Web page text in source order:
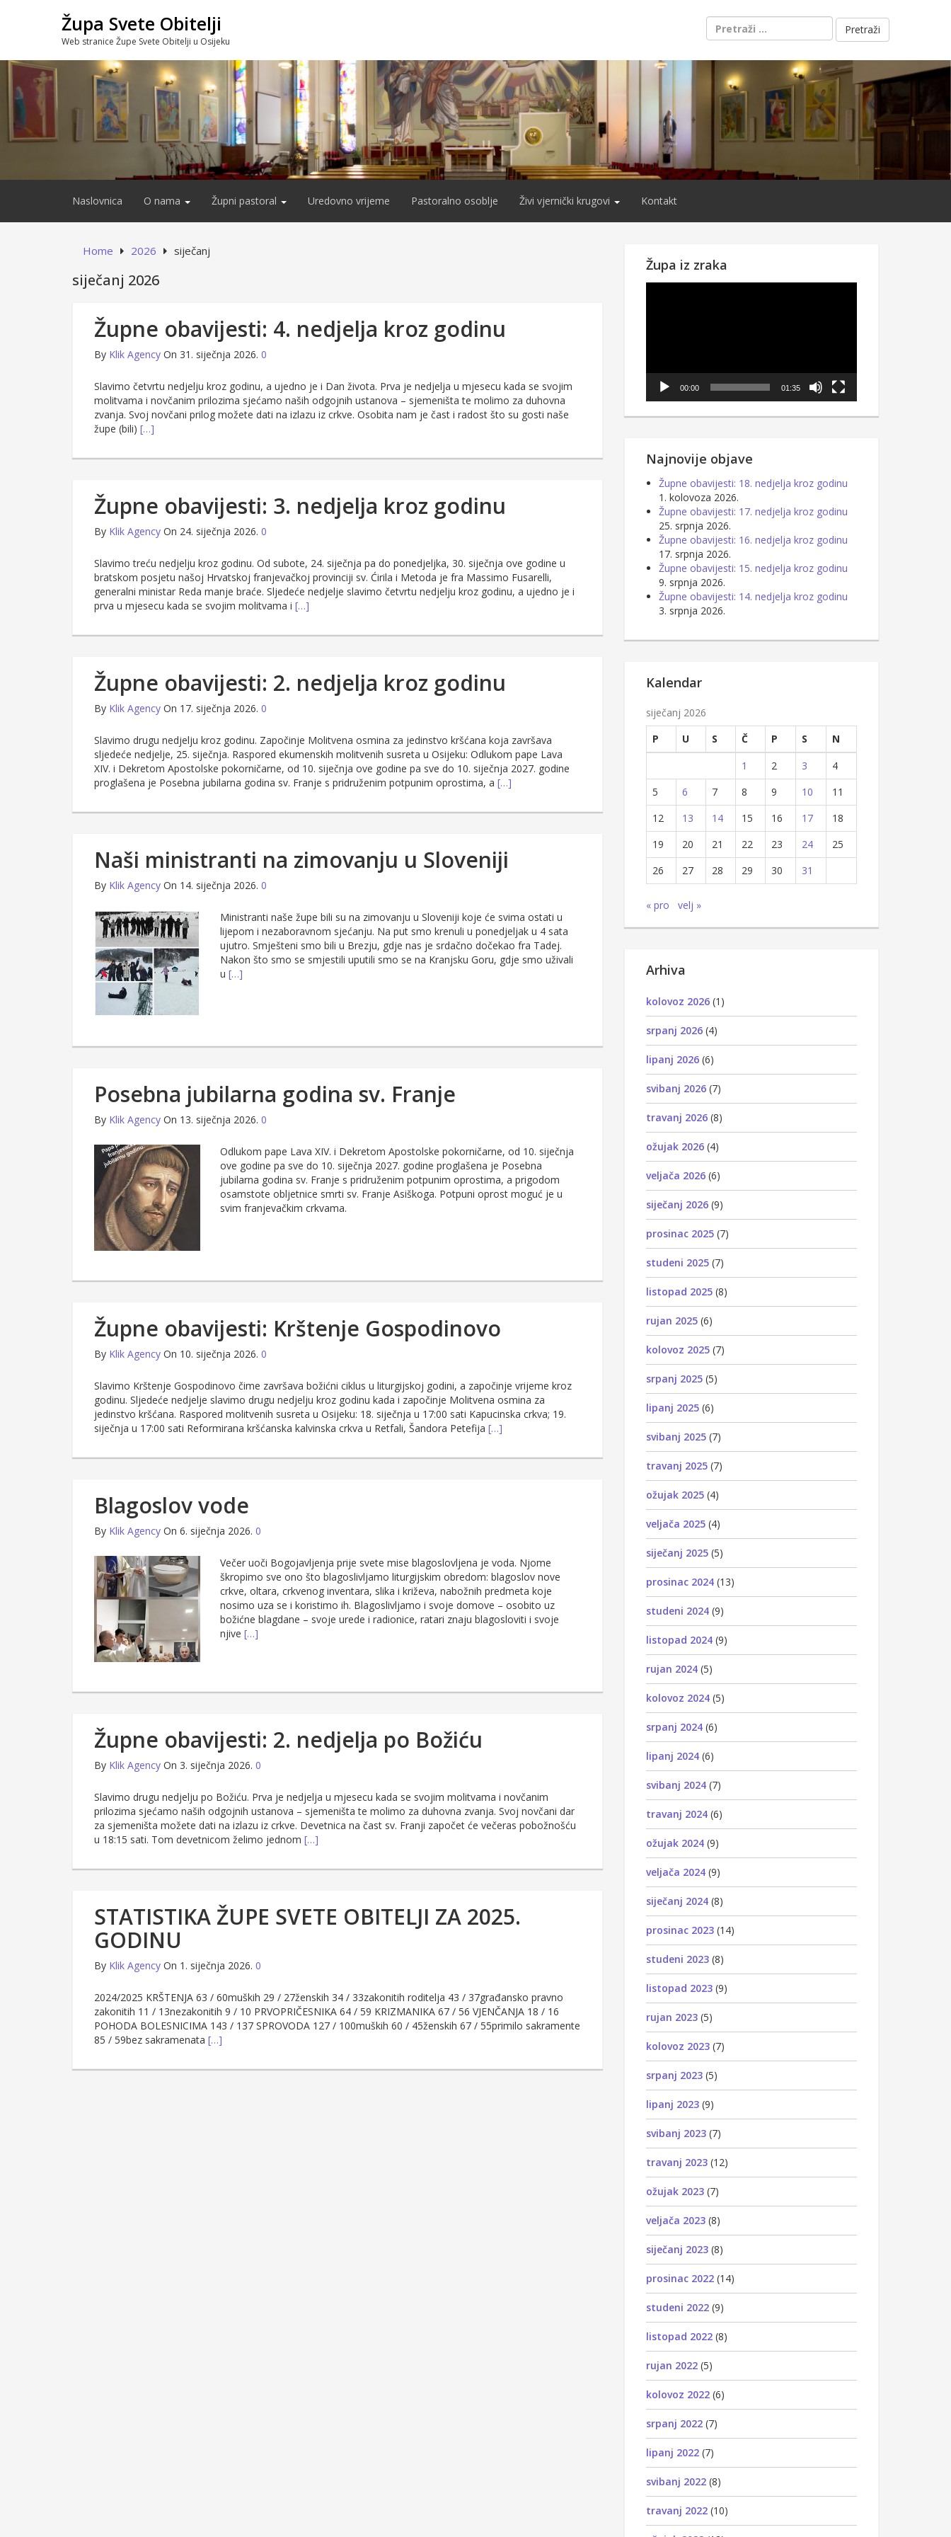
Župa Svete Obitelji
Web stranice Župe Svete Obitelji u Osijeku
Pretraži:
Naslovnica O nama Župni pastoral Uredovno vrijeme Pastoralno osoblje Živi vjernički krugovi Kontakt
Home 2026 siječanj
siječanj 2026
Župne obavijesti: 4. nedjelja kroz godinu
By Klik Agency On 31. siječnja 2026. 0
Slavimo četvrtu nedjelju kroz godinu, a ujedno je i Dan života. Prva je nedjelja u mjesecu kada se svojim
molitvama i novčanim prilozima sjećamo naših odgojnih ustanova – sjemeništa te molimo za duhovna
zvanja. Svoj novčani prilog možete dati na izlazu iz crkve. Osobita nam je čast i radost što su gosti naše
župe (bili) […]
Župne obavijesti: 3. nedjelja kroz godinu
By Klik Agency On 24. siječnja 2026. 0
Slavimo treću nedjelju kroz godinu. Od subote, 24. siječnja pa do ponedjeljka, 30. siječnja ove godine u
bratskom posjetu našoj Hrvatskoj franjevačkoj provinciji sv. Ćirila i Metoda je fra Massimo Fusarelli,
generalni ministar Reda manje braće. Sljedeće nedjelje slavimo četvrtu nedjelju kroz godinu, a ujedno je i
prva u mjesecu kada se svojim molitvama i […]
Župne obavijesti: 2. nedjelja kroz godinu
By Klik Agency On 17. siječnja 2026. 0
Slavimo drugu nedjelju kroz godinu. Započinje Molitvena osmina za jedinstvo kršćana koja završava
sljedeće nedjelje, 25. siječnja. Raspored ekumenskih molitvenih susreta u Osijeku: Odlukom pape Lava
XIV. i Dekretom Apostolske pokorničarne, od 10. siječnja ove godine pa sve do 10. siječnja 2027. godine
proglašena je Posebna jubilarna godina sv. Franje s pridruženim potpunim oprostima, a […]
Naši ministranti na zimovanju u Sloveniji
By Klik Agency On 14. siječnja 2026. 0
Ministranti naše župe bili su na zimovanju u Sloveniji koje će svima ostati u
lijepom i nezaboravnom sjećanju. Na put smo krenuli u ponedjeljak u 4 sata
ujutro. Smješteni smo bili u Brezju, gdje nas je srdačno dočekao fra Tadej.
Nakon što smo se smjestili uputili smo se na Kranjsku Goru, gdje smo uživali
u […]
Posebna jubilarna godina sv. Franje
By Klik Agency On 13. siječnja 2026. 0
Odlukom pape Lava XIV. i Dekretom Apostolske pokorničarne, od 10. siječnja
ove godine pa sve do 10. siječnja 2027. godine proglašena je Posebna
jubilarna godina sv. Franje s pridruženim potpunim oprostima, a prigodom
osamstote obljetnice smrti sv. Franje Asiškoga. Potpuni oprost moguć je u
svim franjevačkim crkvama.
Župne obavijesti: Krštenje Gospodinovo
By Klik Agency On 10. siječnja 2026. 0
Slavimo Krštenje Gospodinovo čime završava božićni ciklus u liturgijskoj godini, a započinje vrijeme kroz
godinu. Sljedeće nedjelje slavimo drugu nedjelju kroz godinu kada i započinje Molitvena osmina za
jedinstvo kršćana. Raspored molitvenih susreta u Osijeku: 18. siječnja u 17:00 sati Kapucinska crkva; 19.
siječnja u 17:00 sati Reformirana kršćanska kalvinska crkva u Retfali, Šandora Petefija […]
Blagoslov vode
By Klik Agency On 6. siječnja 2026. 0
Večer uoči Bogojavljenja prije svete mise blagoslovljena je voda. Njome
škropimo sve ono što blagoslivljamo liturgijskim obredom: blagoslov nove
crkve, oltara, crkvenog inventara, slika i križeva, nabožnih predmeta koje
nosimo uza se i koristimo ih. Blagoslivljamo i svoje domove – osobito uz
božićne blagdane – svoje urede i radionice, ratari znaju blagosloviti i svoje
njive […]
Župne obavijesti: 2. nedjelja po Božiću
By Klik Agency On 3. siječnja 2026. 0
Slavimo drugu nedjelju po Božiću. Prva je nedjelja u mjesecu kada se svojim molitvama i novčanim
prilozima sjećamo naših odgojnih ustanova – sjemeništa te molimo za duhovna zvanja. Svoj novčani dar
za sjemeništa možete dati na izlazu iz crkve. Devetnica na čast sv. Franji započet će večeras pobožnošću
u 18:15 sati. Tom devetnicom želimo jednom […]
STATISTIKA ŽUPE SVETE OBITELJI ZA 2025.
GODINU
By Klik Agency On 1. siječnja 2026. 0
2024/2025 KRŠTENJA 63 / 60muških 29 / 27ženskih 34 / 33zakonitih roditelja 43 / 37građansko pravno
zakonitih 11 / 13nezakonitih 9 / 10 PRVOPRIČESNIKA 64 / 59 KRIZMANIKA 67 / 56 VJENČANJA 18 / 16
POHODA BOLESNICIMA 143 / 137 SPROVODA 127 / 100muških 60 / 45ženskih 67 / 55primilo sakramente
85 / 59bez sakramenata […]
Župa iz zraka
00:00 01:35
Najnovije objave
Župne obavijesti: 18. nedjelja kroz godinu
1. kolovoza 2026.
Župne obavijesti: 17. nedjelja kroz godinu
25. srpnja 2026.
Župne obavijesti: 16. nedjelja kroz godinu
17. srpnja 2026.
Župne obavijesti: 15. nedjelja kroz godinu
9. srpnja 2026.
Župne obavijesti: 14. nedjelja kroz godinu
3. srpnja 2026.
Kalendar
siječanj 2026
P
U S Č P S
N
1
2 3
4
5
6 7 8 9 10
11
12
13 14 15 16 17
18
19
20 21 22 23 24
25
26
27 28 29 30 31
« pro velj »
Arhiva
kolovoz 2026 (1)
srpanj 2026 (4)
lipanj 2026 (6)
svibanj 2026 (7)
travanj 2026 (8)
ožujak 2026 (4)
veljača 2026 (6)
siječanj 2026 (9)
prosinac 2025 (7)
studeni 2025 (7)
listopad 2025 (8)
rujan 2025 (6)
kolovoz 2025 (7)
srpanj 2025 (5)
lipanj 2025 (6)
svibanj 2025 (7)
travanj 2025 (7)
ožujak 2025 (4)
veljača 2025 (4)
siječanj 2025 (5)
prosinac 2024 (13)
studeni 2024 (9)
listopad 2024 (9)
rujan 2024 (5)
kolovoz 2024 (5)
srpanj 2024 (6)
lipanj 2024 (6)
svibanj 2024 (7)
travanj 2024 (6)
ožujak 2024 (9)
veljača 2024 (9)
siječanj 2024 (8)
prosinac 2023 (14)
studeni 2023 (8)
listopad 2023 (9)
rujan 2023 (5)
kolovoz 2023 (7)
srpanj 2023 (5)
lipanj 2023 (9)
svibanj 2023 (7)
travanj 2023 (12)
ožujak 2023 (7)
veljača 2023 (8)
siječanj 2023 (8)
prosinac 2022 (14)
studeni 2022 (9)
listopad 2022 (8)
rujan 2022 (5)
kolovoz 2022 (6)
srpanj 2022 (7)
lipanj 2022 (7)
svibanj 2022 (8)
travanj 2022 (10)